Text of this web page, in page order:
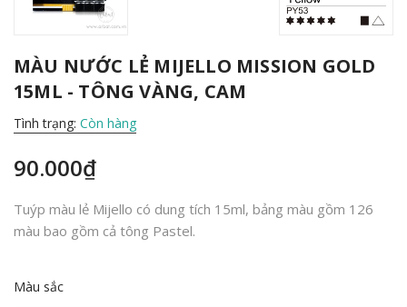
MÀU NƯỚC LẺ MIJELLO MISSION GOLD
15ML - TÔNG VÀNG, CAM
Tình trạng: Còn hàng
90.000₫
Tuýp màu lẻ Mijello có dung tích 15ml, bảng màu gồm 126
màu bao gồm cả tông Pastel.
Màu sắc